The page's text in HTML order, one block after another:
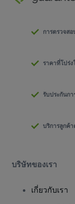
การตรวจส
ราคาที่โปร่ง
รับประกันก
บริการลูกค้
บริษัทของเรา
เกี่ยวกับเรา